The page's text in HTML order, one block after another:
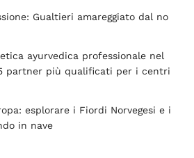
Gualtieri amareggiato dal no
ayurvedica professionale nel
partner più qualificati per i centri
esplorare i Fiordi Norvegesi e i
in nave